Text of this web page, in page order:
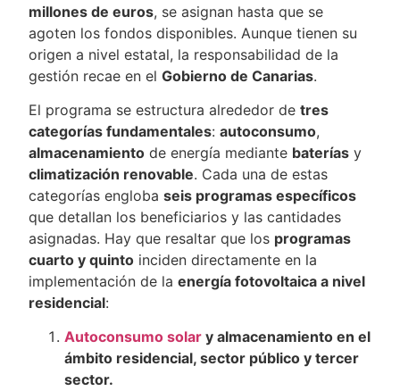
millones de euros, se asignan hasta que se
agoten los fondos disponibles. Aunque tienen su
origen a nivel estatal, la responsabilidad de la
gestión recae en elGobierno de Canarias.
El programa se estructura alrededor detres
categorías fundamentales:autoconsumo,
almacenamiento de energía mediante baterías y
climatización renovable. Cada una de estas
categorías englobaseis programas específicos
que detallan los beneficiarios y las cantidades
asignadas. Hay que resaltar que los programas
cuarto y quinto inciden directamente en la
implementación de laenergía fotovoltaica a nivel
residencial:
Autoconsumo solar y almacenamiento en el
ámbito residencial, sector público y tercer
sector.